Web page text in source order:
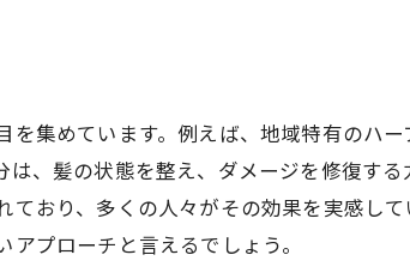
わせた髪質改善アプローチの選び方
質に与える変化とその対策
季に適した髪質改善方法
に対応する髪質改善の工夫
集めています。例えば、地域特有のハ
、髪の状態を整え、ダメージを修復す
おり、多くの人々がその効果を実感し
プローチと言えるでしょう。